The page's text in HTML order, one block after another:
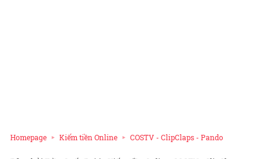
Homepage Kiếm tiền Online COSTV - ClipClaps - Pando